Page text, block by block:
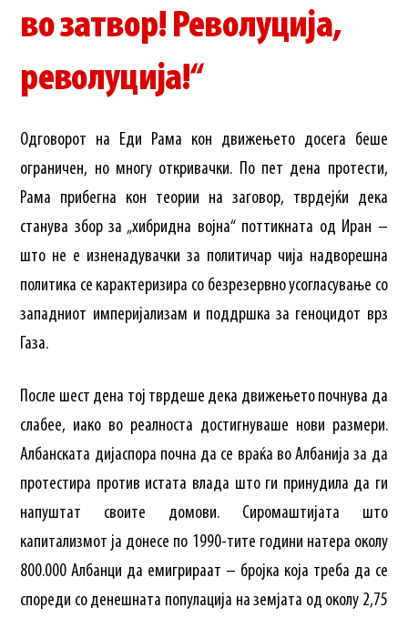
во затвор! Револуција,
револуција!“
Одговорот на Еди Рама кон движењето досега беше
ограничен, но многу откривачки. По пет дена протести,
Рама прибегна кон теории на заговор, тврдејќи дека
станува збор за „хибридна војна“ поттикната од Иран –
што не е изненадувачки за политичар чија надворешна
политика се карактеризира со безрезервно усогласување со
западниот империјализам и поддршка за геноцидот врз
Газа.
После шест дена тој тврдеше дека движењето почнува да
слабее, иако во реалноста достигнуваше нови размери.
Албанската дијаспора почна да се враќа во Албанија за да
протестира против истата влада што ги принудила да ги
напуштат своите домови. Сиромаштијата што
капитализмот ја донесе по 1990-тите години натера околу
800.000 Албанци да емигрираат – бројка која треба да се
спореди со денешната популација на земјата од околу 2,75